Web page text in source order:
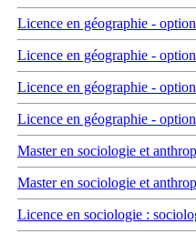
Licence en géographie -
Licence en géographie -
Licence en géographie -
Licence en géographie -
Master en sociologie et
Master en sociologie et
Licence en sociologie :